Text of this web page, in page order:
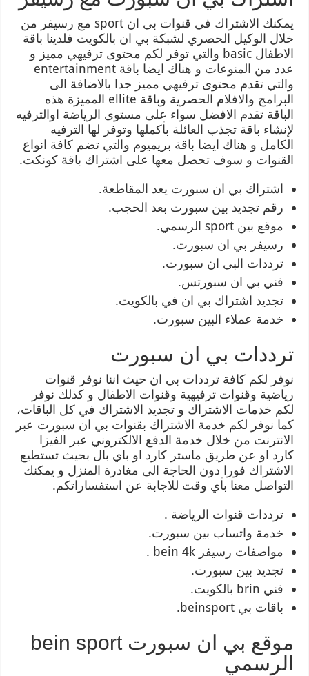
يمكنك الاشتراك في قنوات بي ان sport مع رسيفر من
خلال الوكيل الحصري لشبكة بي ان بالكويت فلدينا باقة
الاطفال basic والتي توفر لكم محتوى ترفيهي مميز و
عدد من المنوعات و هناك ايضا باقة entertainment
والتي تقدم محتوى ترفيهي مميز جدا بالاضافة الى
البرامج والافلام الحصرية وباقة ellite المميزة هذه
الباقة تقدم الافضل سواء على مستوى الرياضة اوالترفيه
لإنشاء باقة تجذب العائلة بأكملها وتوفر لها الترفيه
الكامل و هناك ايضا باقة بريميوم والتي تضم كافة انواع
القنوات و سوف تحصل معها على اشتراك باقة كونكت.
اشتراك بي ان سبورت يعد المقاطعة.
رقم تجديد بين سبورت بعد الحجب.
موقع بين sport الرسمي.
رسيفر بي ان سبورت.
ترددات البي ان سبورت.
فني بي ان سبورتس.
تجديد اشتراك بي ان في بالكويت.
خدمة عملاء البين سبورت.
ترددات بي ان سبورت
نوفر لكم كافة ترددات بي ان حيث اننا نوفر قنوات
رياضية وقنوات ترفيهية وقنوات الاطفال و كذلك نوفر
لكم خدمات الاشتراك و تجديد الاشتراك في كل الباقات،
كما نوفر لكم خدمة الاشتراك بقنوات بي ان سبورت عبر
الانترنت من خلال خدمة الدفع الالكتروني عبر الفيزا
كارد او عن طريق ماستر كارد او باي بال بحيث تستطيع
الاشتراك فورا دون الحاجة الى مغادرة المنزل و يمكنك
التواصل معنا بأي وقت للاجابة عن استفساراتكم.
ترددات قنوات الرياضة .
خدمة واتساب بين سبورت.
مواصفات رسيفر bein 4k .
تجديد بين سبورت.
فني brin بالكويت.
باقات بي beinsport.
موقع بي ان سبورت bein sport
الرسمي